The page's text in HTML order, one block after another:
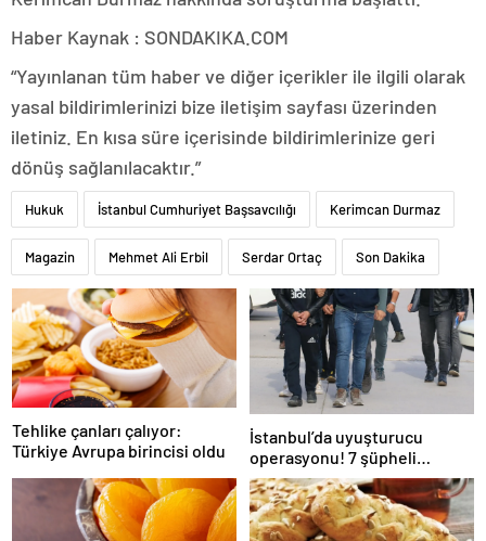
Haber Kaynak : SONDAKIKA.COM
“Yayınlanan tüm haber ve diğer içerikler ile ilgili olarak
yasal bildirimlerinizi bize iletişim sayfası üzerinden
iletiniz. En kısa süre içerisinde bildirimlerinize geri
dönüş sağlanılacaktır.”
Hukuk İstanbul Cumhuriyet Başsavcılığı Kerimcan Durmaz
Magazin Mehmet Ali Erbil Serdar Ortaç Son Dakika
Tehlike çanları çalıyor:
Türkiye Avrupa birincisi oldu
İstanbul’da uyuşturucu
operasyonu! 7 şüpheli
tutuklandı